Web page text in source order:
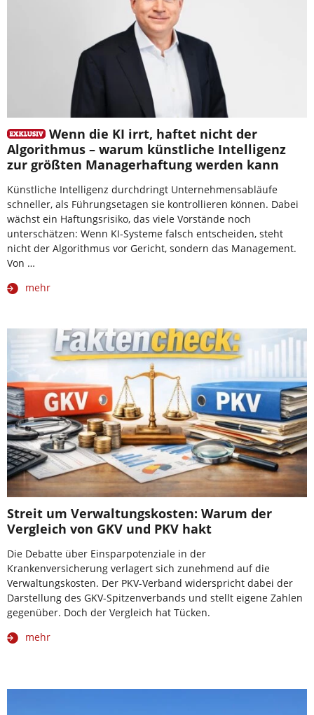
Wenn die KI irrt, haftet nicht der
Algorithmus – warum künstliche Intelligenz
zur größten Managerhaftung werden kann
Künstliche Intelligenz durchdringt Unternehmensabläufe
schneller, als Führungsetagen sie kontrollieren können. Dabei
wächst ein Haftungsrisiko, das viele Vorstände noch
unterschätzen: Wenn KI-Systeme falsch entscheiden, steht
nicht der Algorithmus vor Gericht, sondern das Management.
Von …
mehr
Streit um Verwaltungskosten: Warum der
Vergleich von GKV und PKV hakt
Die Debatte über Einsparpotenziale in der
Krankenversicherung verlagert sich zunehmend auf die
Verwaltungskosten. Der PKV-Verband widerspricht dabei der
Darstellung des GKV-Spitzenverbands und stellt eigene Zahlen
gegenüber. Doch der Vergleich hat Tücken.
mehr